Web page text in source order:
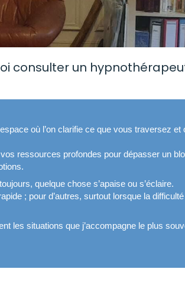
consulter un
où l’on clarifie ce que vous traversez
ressources profondes pour dépasser un
quelque chose s’apaise ou s’éclaire.
; pour d’autres, surtout lorsque la
les situations que j’accompagne le plus